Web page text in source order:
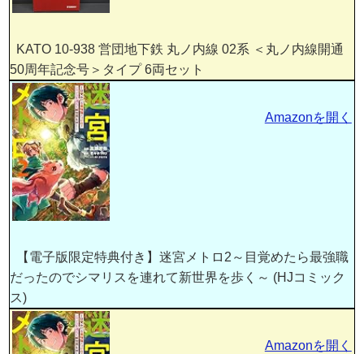
KATO 10-938 営団地下鉄 丸ノ内線 02系 ＜丸ノ内線開通
50周年記念号＞タイプ 6両セット
【電子版限定特典付き】迷宮メトロ2～目覚めたら最強職
だったのでシマリスを連れて新世界を歩く～ (HJコミック
ス)
Amazonを開く
Amazonを開く